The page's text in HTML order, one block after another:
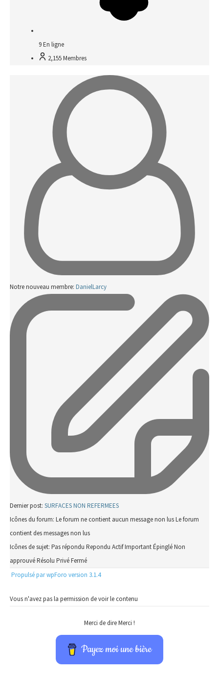
9En ligne
2,155Membres
Notre nouveau membre: DanielLarcy
Dernier post: SURFACES NON REFERMEES
Icônes du forum: Le forum ne contient aucun message non lusLe forum
contient des messages non lus
Icônes de sujet: Pas répondu Repondu ActifImportantÉpingléNon
approuvéRésolu PrivéFermé
Propulsé par wpForo version 3.1.4
Vous n'avez pas la permission de voir le contenu
Merci de dire Merci !
Payez moi une bière